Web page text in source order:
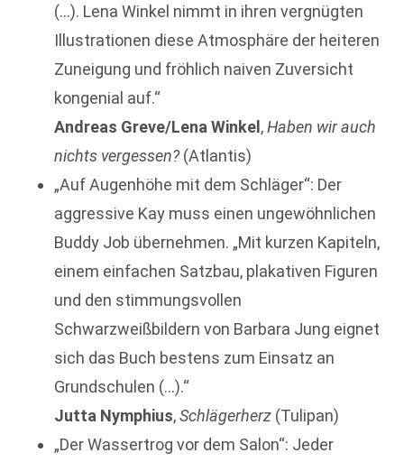
(…). Lena Winkel nimmt in ihren vergnügten
Illustrationen diese Atmosphäre der heiteren
Zuneigung und fröhlich naiven Zuversicht
kongenial auf.“
Andreas Greve/Lena Winkel,Haben wir auch
nichts vergessen?(Atlantis)
„Auf Augenhöhe mit dem Schläger“: Der
aggressive Kay muss einen ungewöhnlichen
Buddy Job übernehmen. „Mit kurzen Kapiteln,
einem einfachen Satzbau, plakativen Figuren
und den stimmungsvollen
Schwarzweißbildern von Barbara Jung eignet
sich das Buch bestens zum Einsatz an
Grundschulen (…).“
Jutta Nymphius,Schlägerherz (Tulipan)
„Der Wassertrog vor dem Salon“: Jeder